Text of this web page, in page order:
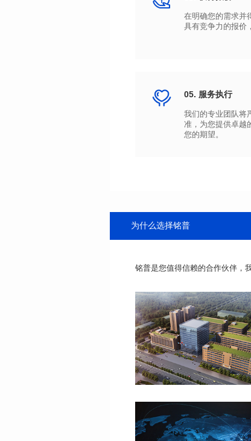
具有竞争力的报价
05. 服务执行
您的期望。
为什么选择铭普
铭普是您值得信赖的合作伙伴，